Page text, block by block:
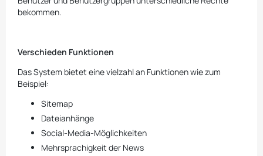
bekommen.
Verschieden Funktionen
Das System bietet eine vielzahl an Funktionen wie zum
Beispiel:
Sitemap
Dateianhänge
Social-Media-Möglichkeiten
Mehrsprachigkeit der News